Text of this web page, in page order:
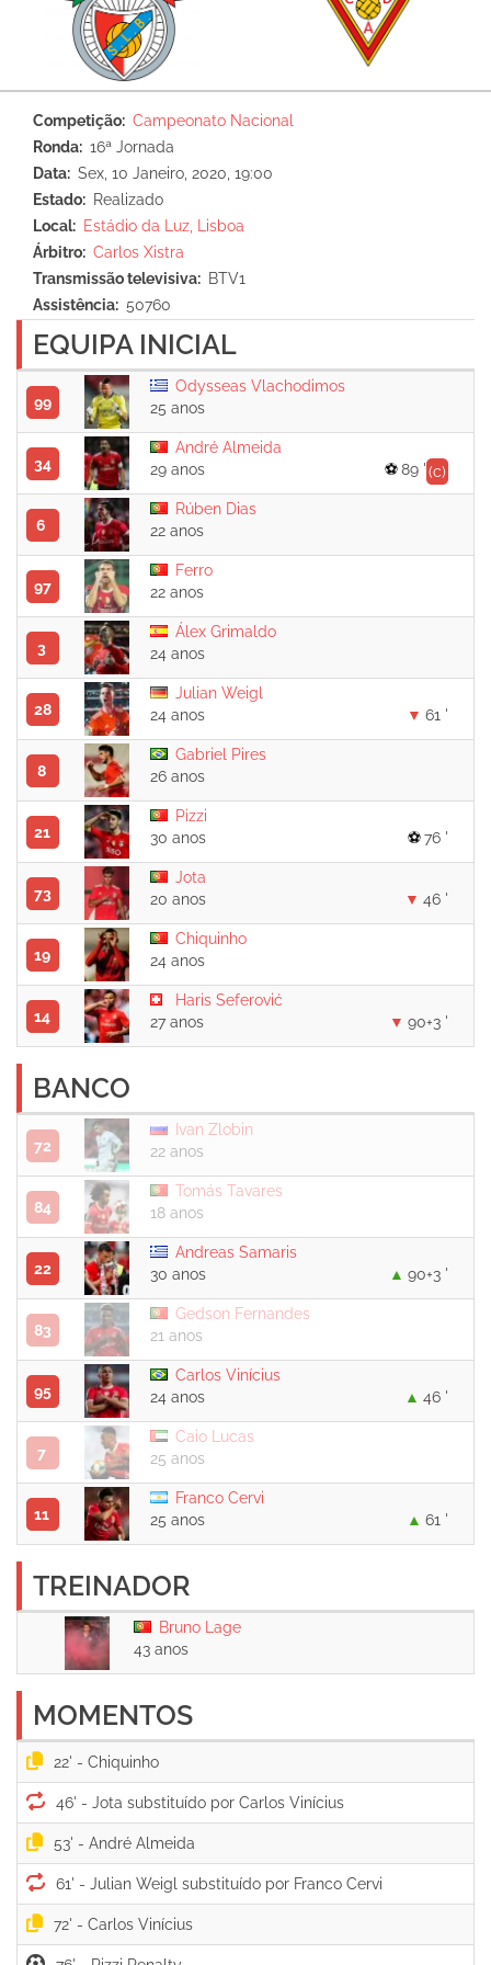
Competição
Campeonato Nacional
Ronda
16ª Jornada
Data
Sex, 10 Janeiro, 2020, 19:00
Estado
Realizado
Local
Estádio da Luz, Lisboa
Árbitro
Carlos Xistra
Transmissão televisiva
BTV1
Assistência
50760
EQUIPA INICIAL
99
Odysseas Vlachodimos
25 anos
34
André Almeida
(c)
29 anos 89 '
6
Rúben Dias
22 anos
97
Ferro
22 anos
3
Álex Grimaldo
24 anos
28
Julian Weigl
24 anos
61 '
8
Gabriel Pires
26 anos
21
Pizzi
30 anos
76 '
73
Jota
20 anos
46 '
19
Chiquinho
24 anos
14
Haris Seferović
27 anos
90+3 '
BANCO
72
Ivan Zlobin
22 anos
84
Tomás Tavares
18 anos
22
Andreas Samaris
30 anos
90+3 '
83
Gedson Fernandes
21 anos
95
Carlos Vinícius
24 anos
46 '
7
Caio Lucas
25 anos
11
Franco Cervi
25 anos
61 '
TREINADOR
Bruno Lage
43 anos
MOMENTOS
22' -
46' -
53' -
61' -
72' -